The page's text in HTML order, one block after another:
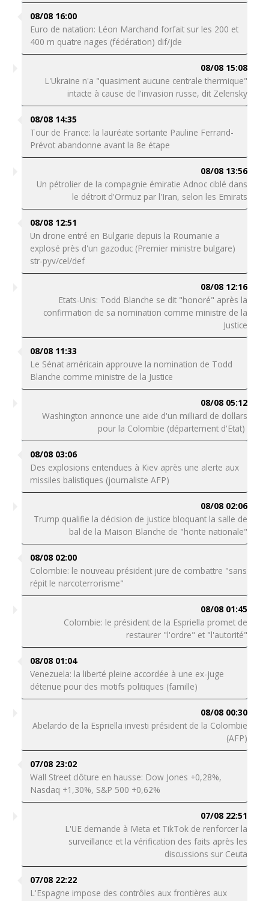
08/08 16:00
Euro de natation: Léon Marchand forfait sur les 200 et
400 m quatre nages (fédération) dif/jde
08/08 15:08
L'Ukraine n'a "quasiment aucune centrale thermique"
intacte à cause de l'invasion russe, dit Zelensky
08/08 14:35
Tour de France: la lauréate sortante Pauline Ferrand-
Prévot abandonne avant la 8e étape
08/08 13:56
Un pétrolier de la compagnie émiratie Adnoc ciblé dans
le détroit d'Ormuz par l'Iran, selon les Emirats
08/08 12:51
Un drone entré en Bulgarie depuis la Roumanie a
explosé près d'un gazoduc (Premier ministre bulgare)
str-pyv/cel/def
08/08 12:16
Etats-Unis: Todd Blanche se dit "honoré" après la
confirmation de sa nomination comme ministre de la
Justice
08/08 11:33
Le Sénat américain approuve la nomination de Todd
Blanche comme ministre de la Justice
08/08 05:12
Washington annonce une aide d'un milliard de dollars
pour la Colombie (département d'Etat)
08/08 03:06
Des explosions entendues à Kiev après une alerte aux
missiles balistiques (journaliste AFP)
08/08 02:06
Trump qualifie la décision de justice bloquant la salle de
bal de la Maison Blanche de "honte nationale"
08/08 02:00
Colombie: le nouveau président jure de combattre "sans
répit le narcoterrorisme"
08/08 01:45
Colombie: le président de la Espriella promet de
restaurer "l'ordre" et "l'autorité"
08/08 01:04
Venezuela: la liberté pleine accordée à une ex-juge
détenue pour des motifs politiques (famille)
08/08 00:30
Abelardo de la Espriella investi président de la Colombie
(AFP)
07/08 23:02
Wall Street clôture en hausse: Dow Jones +0,28%,
Nasdaq +1,30%, S&P 500 +0,62%
07/08 22:51
L'UE demande à Meta et TikTok de renforcer la
surveillance et la vérification des faits après les
discussions sur Ceuta
07/08 22:22
L'Espagne impose des contrôles aux frontières aux